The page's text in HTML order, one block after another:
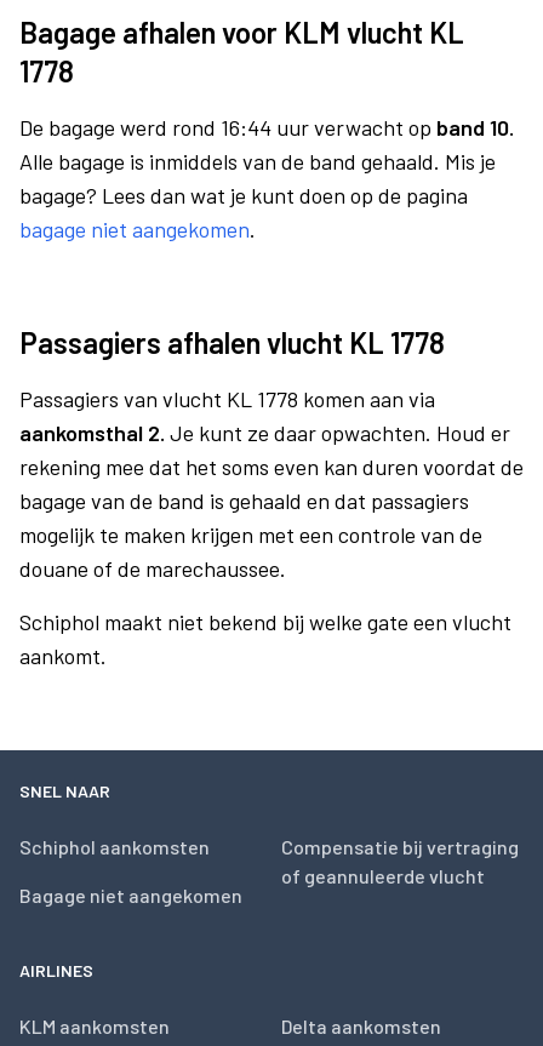
Bagage afhalen voor KLM vlucht KL
1778
De bagage werd rond 16:44 uur verwacht op band 10.
Alle bagage is inmiddels van de band gehaald. Mis je
bagage? Lees dan wat je kunt doen op de pagina
bagage niet aangekomen.
Passagiers afhalen vlucht KL 1778
Passagiers van vlucht KL 1778 komen aan via
aankomsthal 2. Je kunt ze daar opwachten. Houd er
rekening mee dat het soms even kan duren voordat de
bagage van de band is gehaald en dat passagiers
mogelijk te maken krijgen met een controle van de
douane of de marechaussee.
Schiphol maakt niet bekend bij welke gate een vlucht
aankomt.
SNEL NAAR
Schiphol aankomsten
Bagage niet aangekomen
Compensatie bij vertraging
of geannuleerde vlucht
AIRLINES
KLM aankomsten Delta aankomsten